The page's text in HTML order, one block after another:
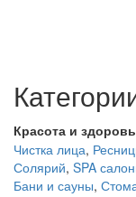
Красота и
Чистка лица,
Солярий, SPA
Бани и сауны,